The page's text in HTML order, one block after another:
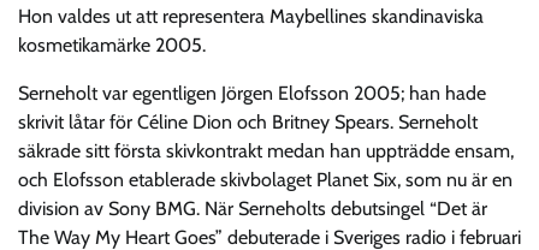
Hon valdes ut att representera Maybellines skandinaviska
kosmetikamärke 2005.
Serneholt var egentligen Jörgen Elofsson 2005; han hade
skrivit låtar för Céline Dion och Britney Spears. Serneholt
säkrade sitt första skivkontrakt medan han uppträdde ensam,
och Elofsson etablerade skivbolaget Planet Six, som nu är en
division av Sony BMG. När Serneholts debutsingel “Det är
The Way My Heart Goes” debuterade i Sveriges radio i februari